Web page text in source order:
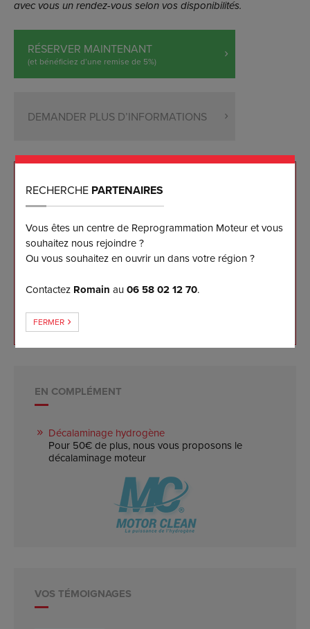
avec vous un rendez-vous selon vos disponibilités.
RÉSERVER MAINTENANT
(et bénéficiez d’une remise de 5%)
DEMANDER PLUS D’INFORMATIONS
NOS ENGAGEMENTS
Reprogrammation sur mesure effectuée sur banc
de puissance
Les meilleurs résultats disponibles sur le marché à
Garantie logicielle 5 ans pour notre client
Retour à l'origine et mise à jour gratuits 5 ans
EN COMPLÉMENT
Décalaminage hydrogène
Pour 50€ de plus, nous vous proposons le
décalaminage moteur
VOS TÉMOIGNAGES
RECHERCHE PARTENAIRES
Vous êtes un centre de Reprogrammation Moteur et vous
souhaitez nous rejoindre ?
Ou vous souhaitez en ouvrir un dans votre région ?
Contactez Romain au06 58 02 12 70.
FERMER